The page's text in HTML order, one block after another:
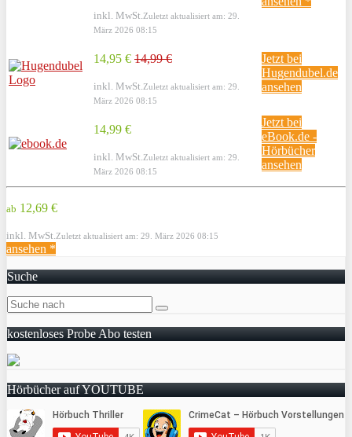
inkl. MwSt. Zuletzt aktualisiert am: 29.
März 2026 08:15
14,95 € 14,99 €
inkl. MwSt. Zuletzt aktualisiert am: 29.
März 2026 08:15
Jetzt bei
Hugendubel.de
ansehen
14,99 €
inkl. MwSt. Zuletzt aktualisiert am: 29.
März 2026 08:15
Jetzt bei
eBook.de -
Hörbücher
ansehen
ab 12,69 €
inkl. MwSt. Zuletzt aktualisiert am: 29. März 2026 08:15
ansehen *
Suche
kostenloses Probe Abo testen
Hörbücher auf YOUTUBE